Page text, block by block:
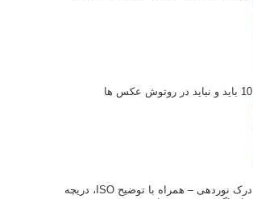
10 باید و نباید در روتوش عکس ها
درک نوردهی – همراه با توضیح ISO، دریچه